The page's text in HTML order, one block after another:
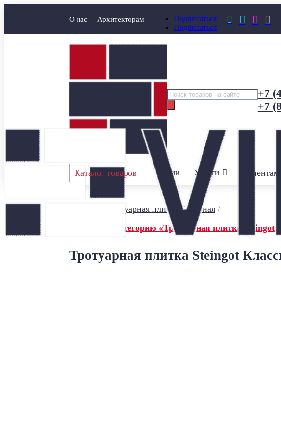
О нас Архитекторам
Подписаться
Подписаться
   
Поиск
товаров
+7
+7
Каталог товаров Акции Услуги Клиентам
Тротуарная плитка бетонная/
← Назад в категорию «Тротуарная плитка Steingot»
Тротуарная плитка Steingot